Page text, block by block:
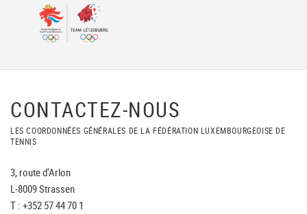
CONTACTEZ-NOUS
LES COORDONNÉES GÉNÉRALES DE LA FÉDÉRATION LUXEMBOURGEOISE DE
TENNIS
3, route d'Arlon
L-8009 Strassen
T : +352 57 44 70 1